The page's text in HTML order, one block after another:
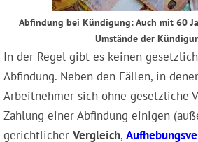
Abfindung bei Kündigung: Auch mit 60
Umstände der
In der Regel gibt es keinen
Abfindung. Neben den Fällen, in
Arbeitnehmer sich ohne gesetzliche
Zahlung einer Abfindung einigen
gerichtlicher Vergleich,